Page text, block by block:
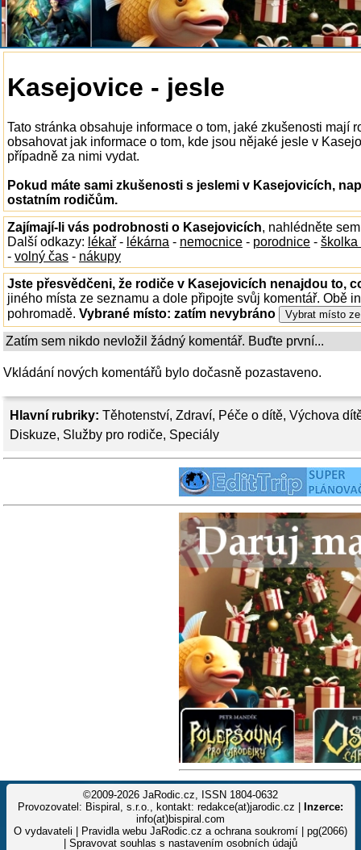
Hlavní rubriky: Těhotenství, Zdraví, Péče o dítě, Výchova
Diskuze, Služby pro rodiče, Speciály
Kasejovice - jesle
Tato stránka obsahuje informace o tom, jaké zkušenosti mají
obsahovat jak informace o tom, kde jsou nějaké jesle v
případně za nimi vydat.
Pokud máte sami zkušenosti s jeslemi v Kasejovicích,
ostatním rodičům.
Zajímají-li vás podrobnosti o Kasejovicích, nahlédněte
Další odkazy: lékař - lékárna - nemocnice - porodnice - školka
- volný čas - nákupy
Jste přesvědčeni, že rodiče v Kasejovicích nenajdou to,
jiného místa ze seznamu a dole připojte svůj komentář. Obě
pohromadě. Vybrané místo: zatím nevybráno
Zatím sem nikdo nevložil žádný komentář. Buďte první...
Vkládání nových komentářů bylo dočasně pozastaveno.
©2009-2026 JaRodic.cz, ISSN 1804-0632
Provozovatel: Bispiral, s.r.o., kontakt: redakce(at)jarodic.cz |
Inzerce:
info(at)bispiral.com
O vydavateli
Pravidla webu JaRodic.cz a ochrana soukromí | pg(2066)
Spravovat souhlas s nastavením osobních údajů